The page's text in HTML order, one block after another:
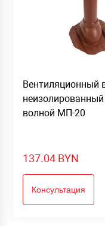
Вентиляционный
волной МП-20
137.04 BYN
Консультация